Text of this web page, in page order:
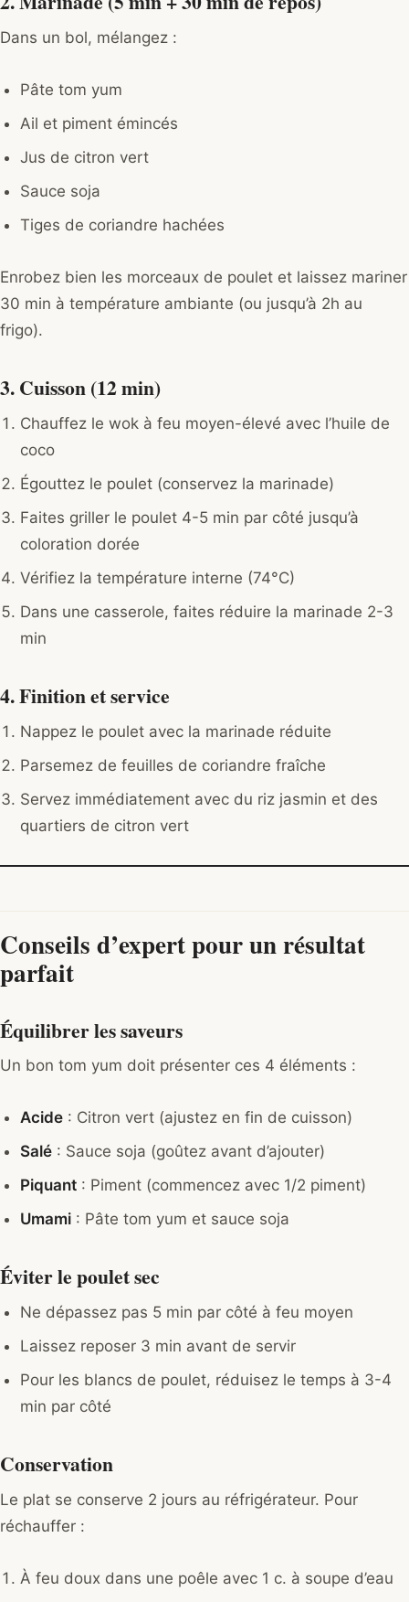
Dans un bol, mélangez :
Pâte tom yum
Ail et piment émincés
Jus de citron vert
Sauce soja
Tiges de coriandre hachées
Enrobez bien les morceaux de poulet et laissez mariner
30 min à température ambiante (ou jusqu’à 2h au
frigo).
3. Cuisson (12 min)
Chauffez le wok à feu moyen-élevé avec l’huile de
coco
Égouttez le poulet (conservez la marinade)
Faites griller le poulet 4-5 min par côté jusqu’à
coloration dorée
Vérifiez la température interne (74°C)
Dans une casserole, faites réduire la marinade 2-3
min
4. Finition et service
Nappez le poulet avec la marinade réduite
Parsemez de feuilles de coriandre fraîche
Servez immédiatement avec du riz jasmin et des
quartiers de citron vert
Conseils d’expert pour un résultat
parfait
Équilibrer les saveurs
Un bon tom yum doit présenter ces 4 éléments :
Acide : Citron vert (ajustez en fin de cuisson)
Salé : Sauce soja (goûtez avant d’ajouter)
Piquant : Piment (commencez avec 1/2 piment)
Umami : Pâte tom yum et sauce soja
Éviter le poulet sec
Ne dépassez pas 5 min par côté à feu moyen
Laissez reposer 3 min avant de servir
Pour les blancs de poulet, réduisez le temps à 3-4
min par côté
Conservation
Le plat se conserve 2 jours au réfrigérateur. Pour
réchauffer :
À feu doux dans une poêle avec 1 c. à soupe d’eau